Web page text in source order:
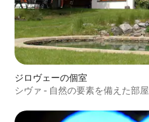
ジロヴェーの個室
シヴァ - 自然の要素を備えた部屋